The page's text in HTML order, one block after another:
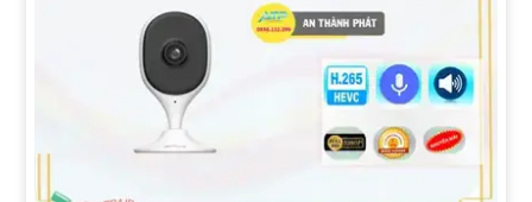
sau khi lắp đặt xong.
**Bảo mật thông tin**: Đảm bảo camera IP được
thiết lập bảo mật mạnh, như đổi mật khẩu mặc định và
cập nhật phần mềm thường xuyên.
**Lưu trữ dữ liệu**: Xác định phương pháp lưu
trữ hình ảnh, có thể lưu trữ trên đám mây hoặc thiết bị